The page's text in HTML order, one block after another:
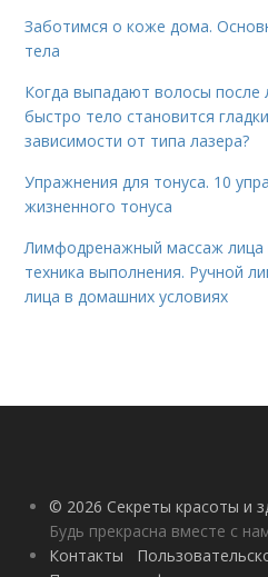
Заботимся о коже дома.
тела
Когда выпадают волосы после
быстро тело становится
зависимости от типа лазера?
Упражнения для тонуса. 10
жизненного тонуса
Лимфодренажный массаж лица
техника выполнения. Ручной
лица в домашних условиях
© 2026 Секреты красоты и
Будь прекрасна вместе с
Контакты